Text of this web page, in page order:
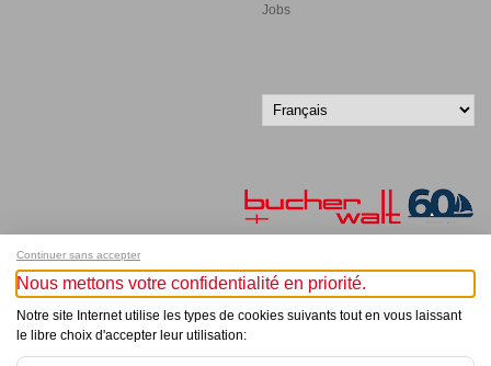
Jobs
Inscrivez-vous à notre newsletter !
Tous droits réservés - Informations non contractuelles
Continuer sans accepter
Nous mettons votre confidentialité en priorité.
Notre site Internet utilise les types de cookies suivants tout en vous laissant
le libre choix d'accepter leur utilisation: